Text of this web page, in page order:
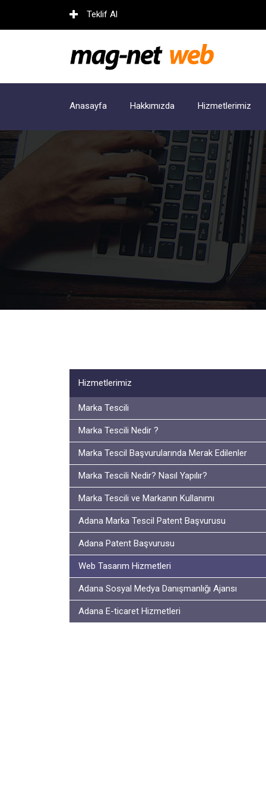
Teklif Al
Anasayfa Hakkımızda Hizmetlerimiz
Hizmetlerimiz
Marka Tescili
Marka Tescili Nedir ?
Marka Tescil Başvurularında Merak Edilenler
Marka Tescili Nedir? Nasıl Yapılır?
Marka Tescili ve Markanın Kullanımı
Adana Marka Tescil Patent Başvurusu
Adana Patent Başvurusu
Web Tasarım Hizmetleri
Adana Sosyal Medya Danışmanlığı Ajansı
Adana E-ticaret Hizmetleri